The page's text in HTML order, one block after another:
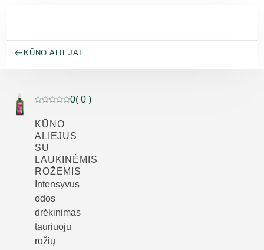
KŪNO ALIEJAI
Dabartinis įvertinimas: 0 iš 5 žvaigždučių įvertino 0
0( 0 )
KŪNO
ALIEJUS
SU
LAUKINĖMIS
ROŽĖMIS
Intensyvus
odos
drėkinimas
tauriuoju
rožių